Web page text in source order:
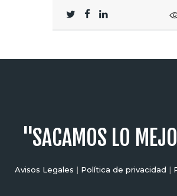
"SACAMOS LO
Avisos Legales | Política de privacidad |